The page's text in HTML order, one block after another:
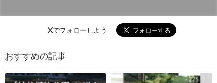
Xでフォローしよう
おすすめの記事